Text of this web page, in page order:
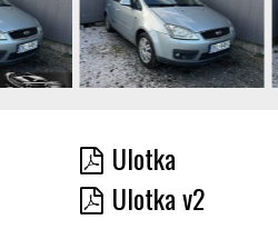
Ulotka
Ulotka v2